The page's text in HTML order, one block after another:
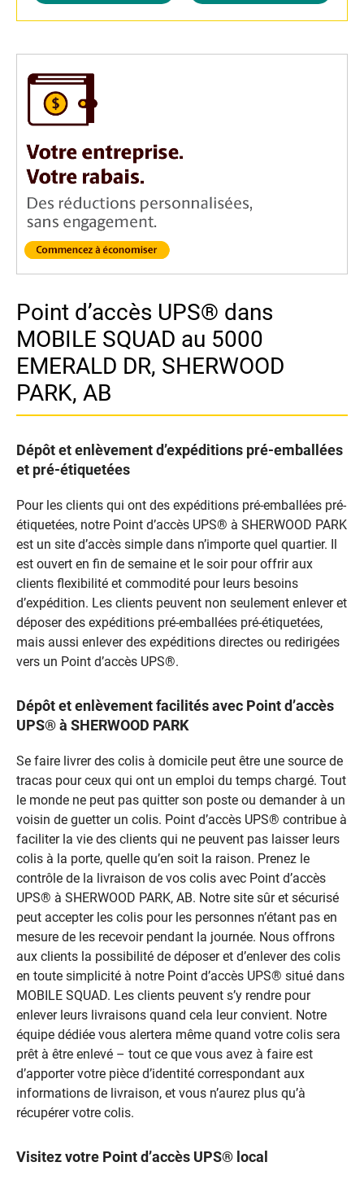
Point d’accès UPS® dans
MOBILE SQUAD au 5000
EMERALD DR, SHERWOOD
PARK, AB
Dépôt et enlèvement d’expéditions pré-emballées
et pré-étiquetées
Pour les clients qui ont des expéditions pré-emballées pré-
étiquetées, notre Point d’accès UPS® à SHERWOOD PARK
est un site d’accès simple dans n’importe quel quartier. Il
est ouvert en fin de semaine et le soir pour offrir aux
clients flexibilité et commodité pour leurs besoins
d’expédition. Les clients peuvent non seulement enlever et
déposer des expéditions pré-emballées pré-étiquetées,
mais aussi enlever des expéditions directes ou redirigées
vers un Point d’accès UPS®.
Dépôt et enlèvement facilités avec Point d’accès
UPS® à SHERWOOD PARK
Se faire livrer des colis à domicile peut être une source de
tracas pour ceux qui ont un emploi du temps chargé. Tout
le monde ne peut pas quitter son poste ou demander à un
voisin de guetter un colis. Point d’accès UPS® contribue à
faciliter la vie des clients qui ne peuvent pas laisser leurs
colis à la porte, quelle qu’en soit la raison. Prenez le
contrôle de la livraison de vos colis avec Point d’accès
UPS® à SHERWOOD PARK, AB. Notre site sûr et sécurisé
peut accepter les colis pour les personnes n’étant pas en
mesure de les recevoir pendant la journée. Nous offrons
aux clients la possibilité de déposer et d’enlever des colis
en toute simplicité à notre Point d’accès UPS® situé dans
MOBILE SQUAD. Les clients peuvent s’y rendre pour
enlever leurs livraisons quand cela leur convient. Notre
équipe dédiée vous alertera même quand votre colis sera
prêt à être enlevé – tout ce que vous avez à faire est
d’apporter votre pièce d’identité correspondant aux
informations de livraison, et vous n’aurez plus qu’à
récupérer votre colis.
Visitez votre Point d’accès UPS® local